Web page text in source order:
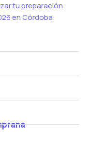
tu preparación
en Córdoba: